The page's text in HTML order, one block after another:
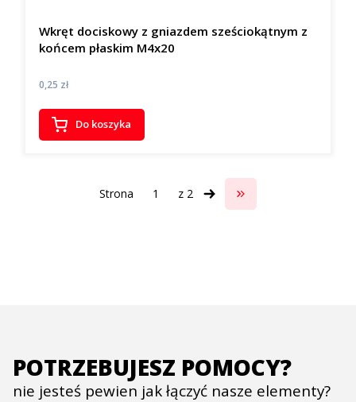
Wkręt dociskowy z gniazdem sześciokątnym z
końcem płaskim M4x20
Cena
0,25 zł
Do koszyka
Strona z 2 Przejdź do ostatniej
POTRZEBUJESZ POMOCY?
nie jesteś pewien jak łączyć nasze elementy?